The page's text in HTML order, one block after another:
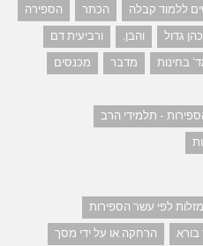
ללמוד קבלה הכתר
הספירה
גדול והבן.
ורביעית דם
בחינות מדבר
מכנסים
- תלמידי הרב
מזלות לפי עשר הספירות
בורא
הרחקה או על ידי מסך